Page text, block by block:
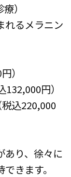
）
れるメラニン
）
円）
込220,000
あり、徐々に
きます。